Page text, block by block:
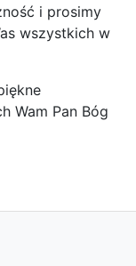
i prosimy
wszystkich w
Wam Pan Bóg